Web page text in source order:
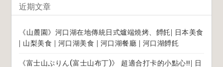
近期文章
《山麓園》河口湖在地傳統日式爐端燒烤、餺飥| 日本美食
| 山梨美食 | 河口湖美食 | 河口湖餐廳 | 河口湖餺飥
《富士山ぷりん(富士山布丁)》 超適合打卡的小點心!!| 日